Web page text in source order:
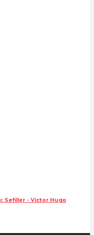
Sefiller - Victor Hugo